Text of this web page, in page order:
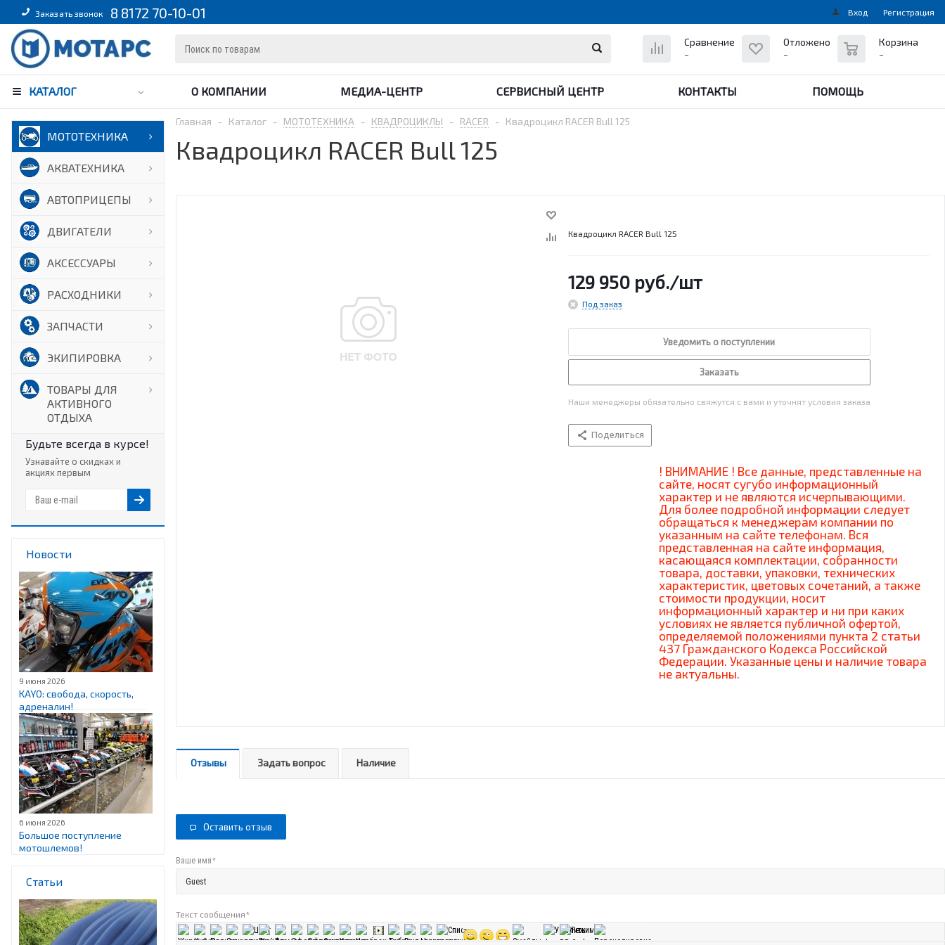
Заказать звонок 8 8172 70-10-01 Вход Регистрация
Сравнение
-
Отложено
-
Корзина
-
КАТАЛОГ О КОМПАНИИ МЕДИА-ЦЕНТР СЕРВИСНЫЙ ЦЕНТР КОНТАКТЫ ПОМОЩЬ
МОТОТЕХНИКА
АКВАТЕХНИКА
АВТОПРИЦЕПЫ
ДВИГАТЕЛИ
АКСЕССУАРЫ
РАСХОДНИКИ
ЗАПЧАСТИ
ЭКИПИРОВКА
ТОВАРЫ ДЛЯ
АКТИВНОГО
ОТДЫХА
Будьте всегда в курсе!
Узнавайте о скидках и
акциях первым
Новости
9 июня 2026
KAYO: свобода, скорость,
адреналин!
6 июня 2026
Большое поступление
мотошлемов!
Статьи
Главная - Каталог - МОТОТЕХНИКА - КВАДРОЦИКЛЫ - RACER - Квадроцикл RACER Bull 125
Квадроцикл RACER Bull 125
Квадроцикл RACER Bull 125
129 950 руб./шт
Под заказ
Уведомить о поступлении
Заказать
Наши менеджеры обязательно свяжутся с вами и уточнят условия заказа
Поделиться
! ВНИМАНИЕ ! Все данные, представленные на
сайте, носят сугубо информационный
характер и не являются исчерпывающими.
Для более подробной информации следует
обращаться к менеджерам компании по
указанным на сайте телефонам. Вся
представленная на сайте информация,
касающаяся комплектации, собранности
товара, доставки, упаковки, технических
характеристик, цветовых сочетаний, а также
стоимости продукции, носит
информационный характер и ни при каких
условиях не является публичной офертой,
определяемой положениями пункта 2 статьи
437 Гражданского Кодекса Российской
Федерации. Указанные цены и наличие товара
не актуальны.
Отзывы Задать вопрос Наличие
Оставить отзыв
Ваше имя*
Текст сообщения*